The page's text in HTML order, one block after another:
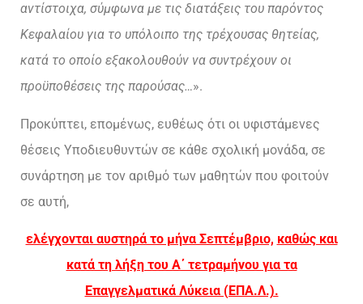
αντίστοιχα, σύμφωνα με τις διατάξεις του παρόντος
Κεφαλαίου για το υπόλοιπο της τρέχουσας θητείας,
κατά το οποίο εξακολουθούν να συντρέχουν οι
προϋποθέσεις της παρούσας…».
Προκύπτει, επομένως, ευθέως ότι οι υφιστάμενες
θέσεις Υποδιευθυντών σε κάθε σχολική μονάδα, σε
συνάρτηση με τον αριθμό των μαθητών που φοιτούν
σε αυτή,
ελέγχονται αυστηρά το μήνα Σεπτέμβριο, καθώς και
κατά τη λήξη του Α΄ τετραμήνου για τα
Επαγγελματικά Λύκεια (ΕΠΑ.Λ.).